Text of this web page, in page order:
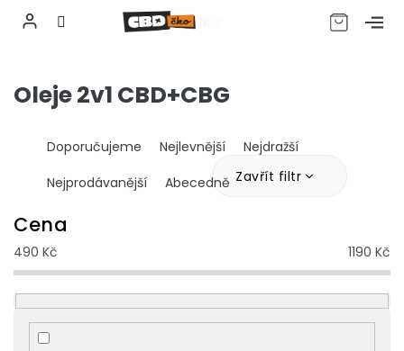
obsah
CZK
Oleje 2v1 CBD+CBG
Ř
a
n
í
p
r
o
d
u
Doporučujeme Nejlevnější
Nejdražší
Nejprodávanější
Abecedně Zavřít filtr
Cena
490 Kč 1190 Kč